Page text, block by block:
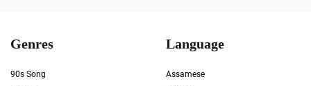
Genres
90s Song
Language
Assamese